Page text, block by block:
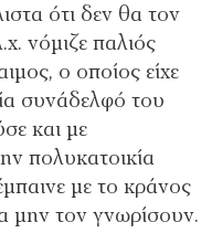
ότι δεν θα τον
νόμιζε παλιός
ο οποίος είχε
συνάδελφό του
και με
πολυκατοικία
με το κράνος
μην τον γνωρίσουν.